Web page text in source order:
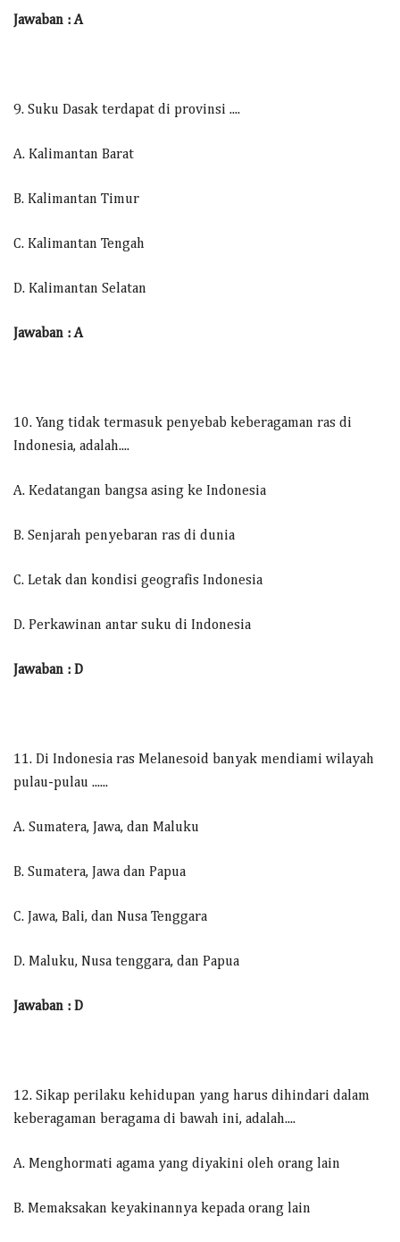
Jawaban : A
9. Suku Dasak terdapat di provinsi ....
A. Kalimantan Barat
B. Kalimantan Timur
C. Kalimantan Tengah
D. Kalimantan Selatan
Jawaban : A
10. Yang tidak termasuk penyebab keberagaman ras di
Indonesia, adalah....
A. Kedatangan bangsa asing ke Indonesia
B. Senjarah penyebaran ras di dunia
C. Letak dan kondisi geografis Indonesia
D. Perkawinan antar suku di Indonesia
Jawaban : D
11. Di Indonesia ras Melanesoid banyak mendiami wilayah
pulau-pulau ......
A. Sumatera, Jawa, dan Maluku
B. Sumatera, Jawa dan Papua
C. Jawa, Bali, dan Nusa Tenggara
D. Maluku, Nusa tenggara, dan Papua
Jawaban : D
12. Sikap perilaku kehidupan yang harus dihindari dalam
keberagaman beragama di bawah ini, adalah....
A. Menghormati agama yang diyakini oleh orang lain
B. Memaksakan keyakinannya kepada orang lain